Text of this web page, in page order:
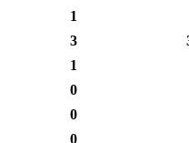
1
3
1
0
0
0